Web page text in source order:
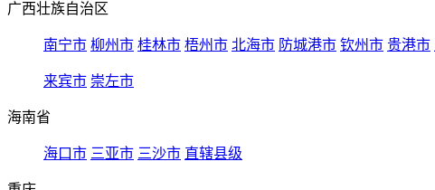
广西壮族自治区
南宁市 柳州市 桂林市 梧州市 北海市 防城港市 钦州市 贵港市
来宾市 崇左市
海南省
海口市 三亚市 三沙市 直辖县级